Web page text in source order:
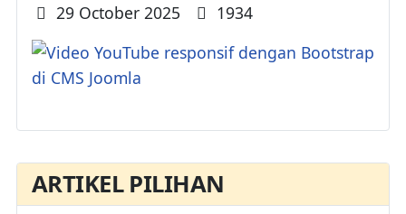
ARTIKEL PILIHAN
Details
29 October 2025 1934